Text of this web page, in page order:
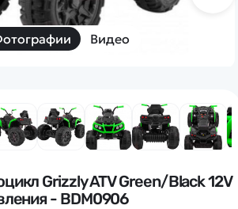
Видео
Grizzly ATV Green/Black 12V
- BDM0906
связи
Заказать звонок